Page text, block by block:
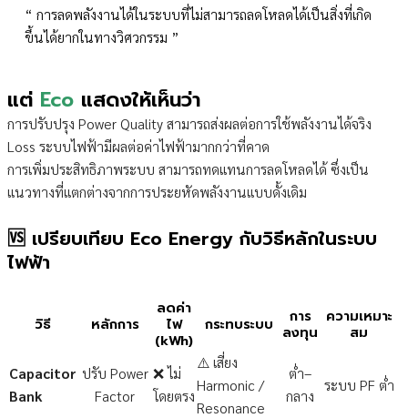
“ การลดพลังงานได้ในระบบที่ไม่สามารถลดโหลดได้เป็นสิ่งที่เกิด
ขึ้นได้ยากในทางวิศวกรรม ”
แต่ Eco แสดงให้เห็นว่า
การปรับปรุง Power Quality สามารถส่งผลต่อการใช้พลังงานได้จริง
Loss ระบบไฟฟ้ามีผลต่อค่าไฟฟ้ามากกว่าที่คาด
การเพิ่มประสิทธิภาพระบบ สามารถทดแทนการลดโหลดได้ ซึ่งเป็น
แนวทางที่แตกต่างจากการประยหัดพลังงานแบบดั้งเดิม
🆚 เปรียบเทียบ Eco Energy กับวิธีหลักในระบบ
ไฟฟ้า
วิธี หลักการ
ลดค่า
ไฟ
(kWh)
กระทบระบบ
การ
ลงทุน
ความเหมาะ
สม
Capacitor
Bank
ปรับ Power
Factor
❌ ไม่
โดยตรง
⚠️ เสี่ยง
Harmonic /
Resonance
ต่ำ–
กลาง
ระบบ PF ต่ำ